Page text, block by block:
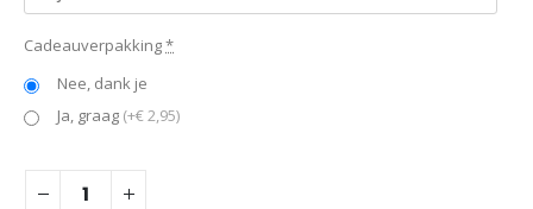
Cadeauverpakking*
Nee, dank je
Ja, graag (+€ 2,95)